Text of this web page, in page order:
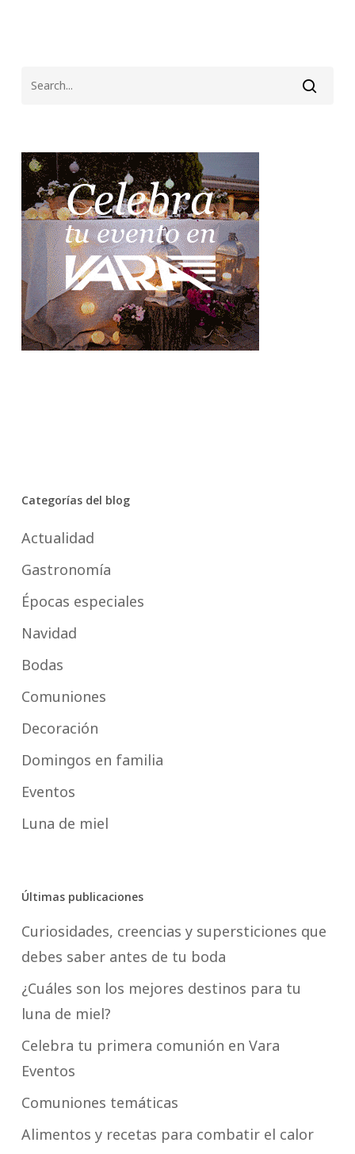
Categorías del blog
Actualidad
Gastronomía
Épocas especiales
Navidad
Bodas
Comuniones
Decoración
Domingos en familia
Eventos
Luna de miel
Últimas publicaciones
Curiosidades, creencias y supersticiones que
debes saber antes de tu boda
¿Cuáles son los mejores destinos para tu
luna de miel?
Celebra tu primera comunión en Vara
Eventos
Comuniones temáticas
Alimentos y recetas para combatir el calor